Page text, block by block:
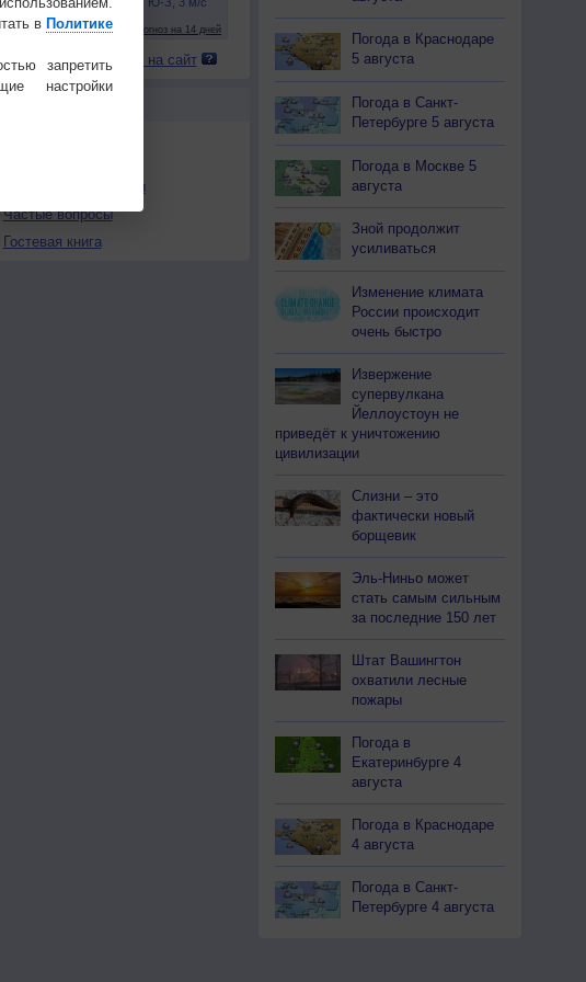
18 17 17 17 17
Установите погоду на сайт
конфиденциальности
Частые вопросы
Гостевая книга
Погода в Краснодаре
5 августа
Погода в Санкт-
Петербурге 5 августа
Погода в Москве 5
августа
Зной продолжит
усиливаться
Изменение климата
России происходит
очень быстро
Извержение
супервулкана
Йеллоустоун не
приведёт к уничтожению
цивилизации
Слизни – это
фактически новый
борщевик
Эль-Ниньо может
стать самым сильным
за последние 150 лет
Штат Вашингтон
охватили лесные
пожары
Погода в
Екатеринбурге 4
августа
Погода в Краснодаре
4 августа
Погода в Санкт-
Петербурге 4 августа
в Политике
запретить
настройки